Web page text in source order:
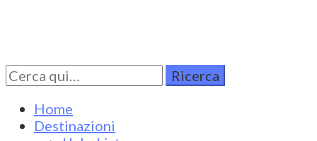
Turkestan Travel
Discover Central Asia
Cerca
per:
Home
Destinazioni